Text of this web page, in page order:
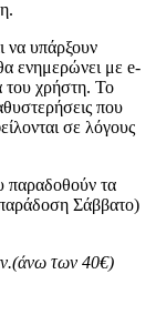
να υπάρξουν
ενημερώνει με e-
του χρήστη. Το
που
σε λόγους
παραδοθούν τα
Σάββατο)
των 40€)